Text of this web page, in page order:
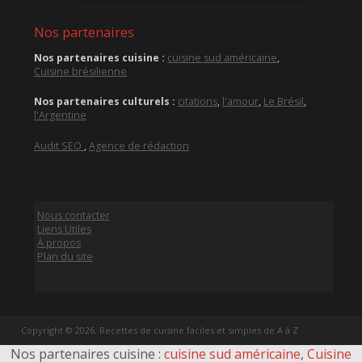
Nos partenaires
Nos partenaires cuisine : cuisine sud américaine,
Cuisine brésilienne
Nos partenaires culturels : citations, l'amour, Le Brésil,
l'Argentine
Audit SEO ,Agence de rédaction
Nous contacter
Liens Utiles
À propos
Plan du site
Copyright © 2026. Recettes de cuisine faciles et simples de A à Z
Nos partenaires cuisine : cuisine sud américaine, Cuisine